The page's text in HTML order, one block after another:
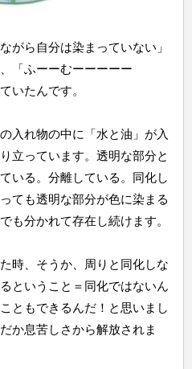
がら自分は染まっていない」
「ふーーむーーーーー
いたんです。
入れ物の中に「水と油」が入
立っています。透明な部分と
いる。分離している。同化し
ても透明な部分が色に染まる
も分かれて存在し続けます。
時、そうか、周りと同化しな
ということ＝同化ではないん
ともできるんだ！と思いまし
か息苦しさから解放されま